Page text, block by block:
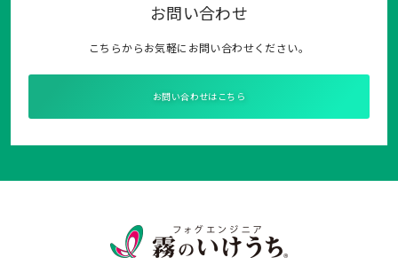
お問い合わせ
こちらからお気軽にお問い合わせください。
お問い合わせはこちら